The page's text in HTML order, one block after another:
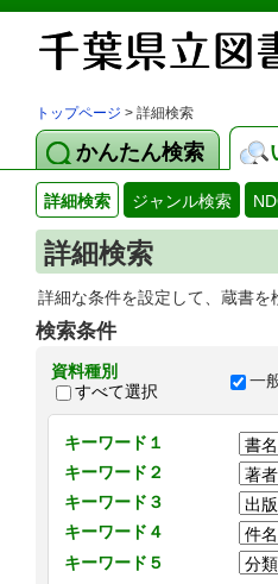
トップページ > 詳細検索
かんたん検索
詳細検索 ジャンル検索
詳細検索
詳細な条件を設定して、蔵書を
検索条件
資料種別
すべて選択
一
キーワード１
キーワード２
キーワード３
キーワード４
キーワード５